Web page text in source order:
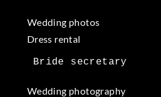
Wedding photos
Dress rental
Wedding photography